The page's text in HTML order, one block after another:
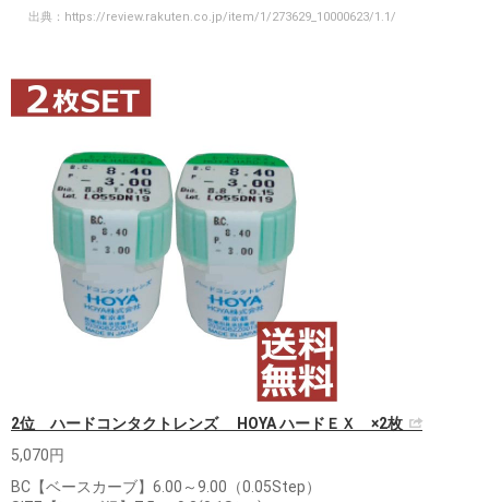
出典： https://review.rakuten.co.jp/item/1/273629_10000623/1.1/
2位 ハードコンタクトレンズ HOYA ハードＥＸ ×2枚
5,070円
BC【ベースカーブ】6.00～9.00（0.05Step）